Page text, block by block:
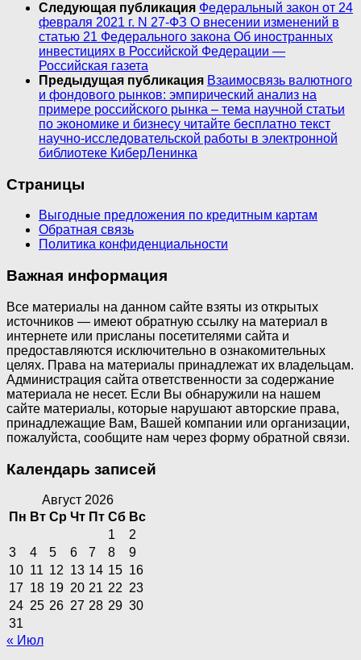
Следующая публикация Федеральный закон от 24
февраля 2021 г. N 27-ФЗ О внесении изменений в
статью 21 Федерального закона Об иностранных
инвестициях в Российской Федерации —
Российская газета
Предыдущая публикация Взаимосвязь валютного
и фондового рынков: эмпирический анализ на
примере российского рынка – тема научной статьи
по экономике и бизнесу читайте бесплатно текст
научно-исследовательской работы в электронной
библиотеке КиберЛенинка
Страницы
Выгодные предложения по кредитным картам
Обратная связь
Политика конфиденциальности
Важная информация
Все материалы на данном сайте взяты из открытых
источников — имеют обратную ссылку на материал в
интернете или присланы посетителями сайта и
предоставляются исключительно в ознакомительных
целях. Права на материалы принадлежат их владельцам.
Администрация сайта ответственности за содержание
материала не несет. Если Вы обнаружили на нашем
сайте материалы, которые нарушают авторские права,
принадлежащие Вам, Вашей компании или организации,
пожалуйста, сообщите нам через форму обратной связи.
Календарь записей
Август 2026
Пн Вт Ср Чт Пт Сб Вс
1
2
3
4 5 6 7 8
9
10 11 12 13 14 15 16
17 18 19 20 21 22 23
24 25 26 27 28 29 30
31
« Июл